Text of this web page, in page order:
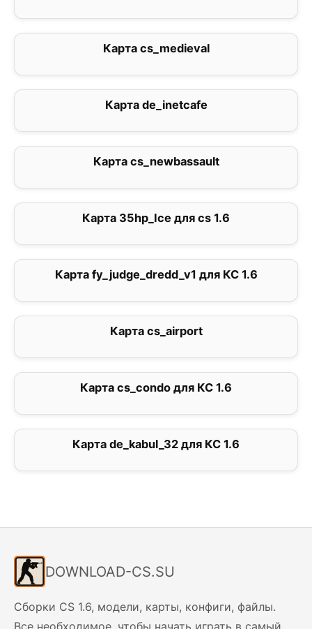
Карта cs_medieval
Карта de_inetcafe
Карта cs_newbassault
Карта 35hp_Ice для cs 1.6
Карта fy_judge_dredd_v1 для КС 1.6
Карта cs_airport
Карта cs_condo для КС 1.6
Карта de_kabul_32 для КС 1.6
DOWNLOAD-CS.SU
Сборки CS 1.6, модели, карты, конфиги, файлы.